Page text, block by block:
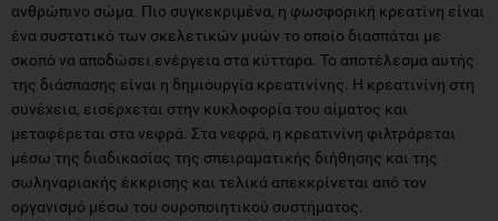
ανθρώπινο σώμα. Πιο συγκεκριμένα, η φωσφορική κρεατίνη είναι
ένα συστατικό των σκελετικών μυών το οποίο διασπάται με
σκοπό να αποδώσει ενέργεια στα κύτταρα. Το αποτέλεσμα αυτής
της διάσπασης είναι η δημιουργία κρεατινίνης. Η κρεατινίνη στη
συνέχεια, εισέρχεται στην κυκλοφορία του αίματος και
μεταφέρεται στα νεφρά. Στα νεφρά, η κρεατινίνη φιλτράρεται
μέσω της διαδικασίας της σπειραματικής διήθησης και της
σωληναριακής έκκρισης και τελικά απεκκρίνεται από τον
οργανισμό μέσω του ουροποιητικού συστήματος.